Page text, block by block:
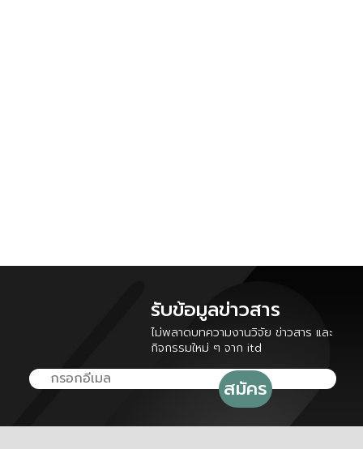
รับข้อมูลข่าวสาร
ไม่พลาดบทความงานวิจัย ข่าวสาร และ
กิจกรรมใหม่ ๆ จาก itd